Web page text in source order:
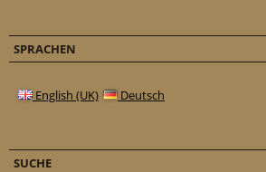
SPRACHEN
English (UK) Deutsch
SUCHE